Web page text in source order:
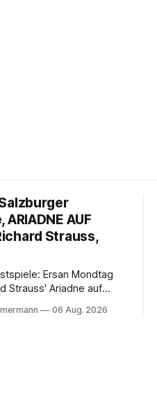
AUF
Strauss,
Ersan Mondtag
Strauss' Ariadne auf
mit Opernklassik.
06 Aug. 2026